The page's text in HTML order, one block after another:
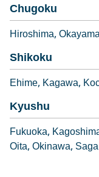
Chugoku
Hiroshima
Shikoku
Ehime Kagawa
Kyushu
Fukuoka
Oita Okinawa Saga